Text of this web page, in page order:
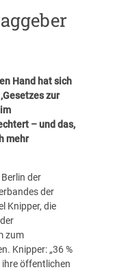
Hand hat sich
zur
– und das,
mehr
der
der
Knipper, die
zum
Knipper: „36 %
öffentlichen